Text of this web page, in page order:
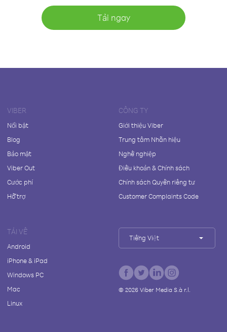
Tải ngay
VIBER
Nổi bật
Blog
Bảo mật
Viber Out
Cước phí
Hỗ trợ
CÔNG TY
Giới thiệu Viber
Trung tâm Nhãn hiệu
Nghề nghiệp
Điều khoản & Chính sách
Chính sách Quyền riêng tư
Customer Complaints Code
TẢI VỀ
Android
iPhone & iPad
Windows PC
Mac
Linux
Tiếng Việt
© 2026Viber Media S.à r.l.